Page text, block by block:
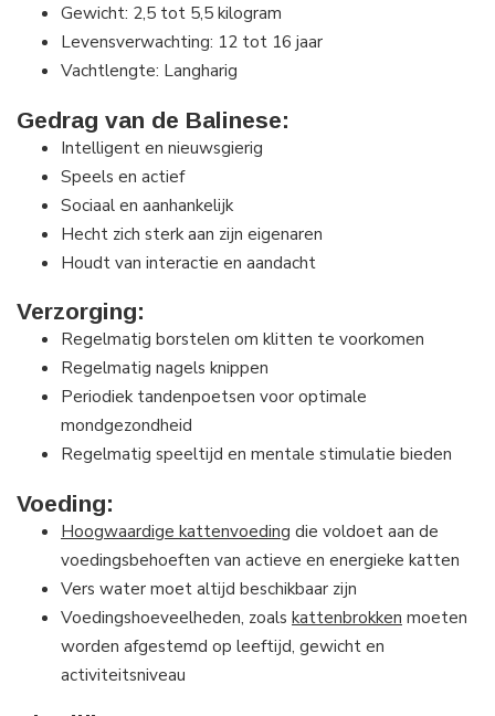
Gewicht: 2,5 tot 5,5 kilogram
Levensverwachting: 12 tot 16 jaar
Vachtlengte: Langharig
Gedrag van de Balinese:
Intelligent en nieuwsgierig
Speels en actief
Sociaal en aanhankelijk
Hecht zich sterk aan zijn eigenaren
Houdt van interactie en aandacht
Verzorging:
Regelmatig borstelen om klitten te voorkomen
Regelmatig nagels knippen
Periodiek tandenpoetsen voor optimale
mondgezondheid
Regelmatig speeltijd en mentale stimulatie bieden
Voeding:
Hoogwaardige kattenvoeding die voldoet aan de
voedingsbehoeften van actieve en energieke katten
Vers water moet altijd beschikbaar zijn
Voedingshoeveelheden, zoals kattenbrokken moeten
worden afgestemd op leeftijd, gewicht en
activiteitsniveau